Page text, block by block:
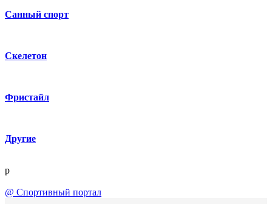
Санный спорт
Скелетон
Фристайл
Другие
p
@ Спортивный портал